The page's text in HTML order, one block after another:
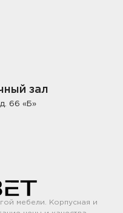
зал
66 «Б»
мебели. Корпусная и